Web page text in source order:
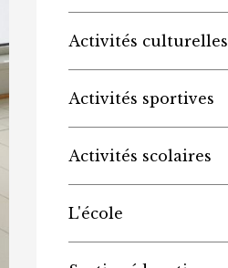
Activités culturelles
Activités sportives
Activités scolaires
L'école